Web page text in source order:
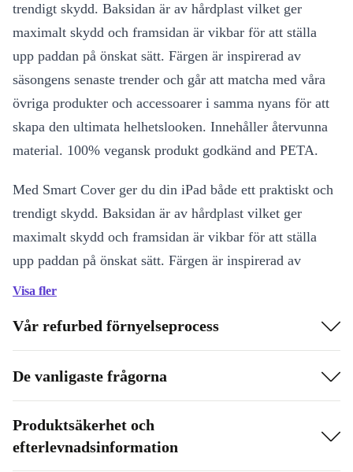
trendigt skydd. Baksidan är av hårdplast vilket ger
maximalt skydd och framsidan är vikbar för att ställa
upp paddan på önskat sätt. Färgen är inspirerad av
säsongens senaste trender och går att matcha med våra
övriga produkter och accessoarer i samma nyans för att
skapa den ultimata helhetslooken. Innehåller återvunna
material. 100% vegansk produkt godkänd and PETA.
Med Smart Cover ger du din iPad både ett praktiskt och
trendigt skydd. Baksidan är av hårdplast vilket ger
maximalt skydd och framsidan är vikbar för att ställa
upp paddan på önskat sätt. Färgen är inspirerad av
säsongens senaste trender och går att matcha med våra
skapa den ultimata helhetslooken. Innehåller återvunna
material. 100% vegansk produkt godkänd and PETA.
Visa fler
Vår refurbed förnyelseprocess
De vanligaste frågorna
Produktsäkerhet och
efterlevnadsinformation